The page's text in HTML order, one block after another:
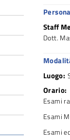
Staff
Dott.
Luogo:
Orario:
Esami
Esami
Esami